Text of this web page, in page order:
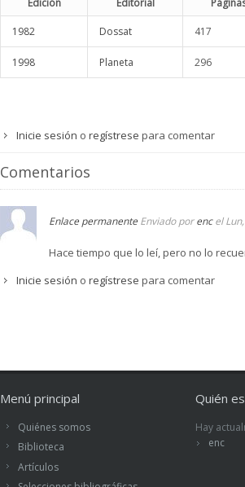
1982 Dossat 417
1998 Planeta 296
Inicie sesión o regístrese para comentar
Comentarios
Enlace permanente Enviado porencel
Hace tiempo que lo leí, pero no lo
Inicie sesión o regístrese para comentar
Menú principal
Quiénes somos
Biblioteca
Artículos
Quién
Hay
enc